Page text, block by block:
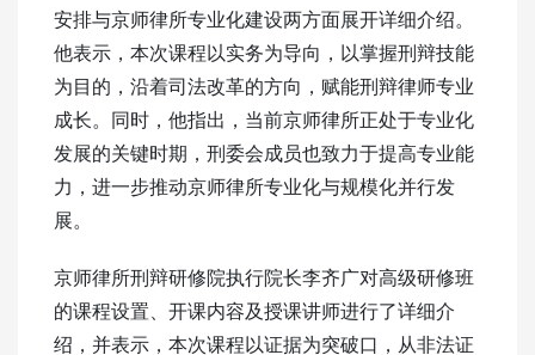
安排与京师律所专业化建设两方面展开详细介绍。
他表示，本次课程以实务为导向，以掌握刑辩技能
为目的，沿着司法改革的方向，赋能刑辩律师专业
成长。同时，他指出，当前京师律所正处于专业化
发展的关键时期，刑委会成员也致力于提高专业能
力，进一步推动京师律所专业化与规模化并行发
展。
京师律所刑辩研修院执行院长李齐广对高级研修班
的课程设置、开课内容及授课讲师进行了详细介
绍，并表示，本次课程以证据为突破口，从非法证